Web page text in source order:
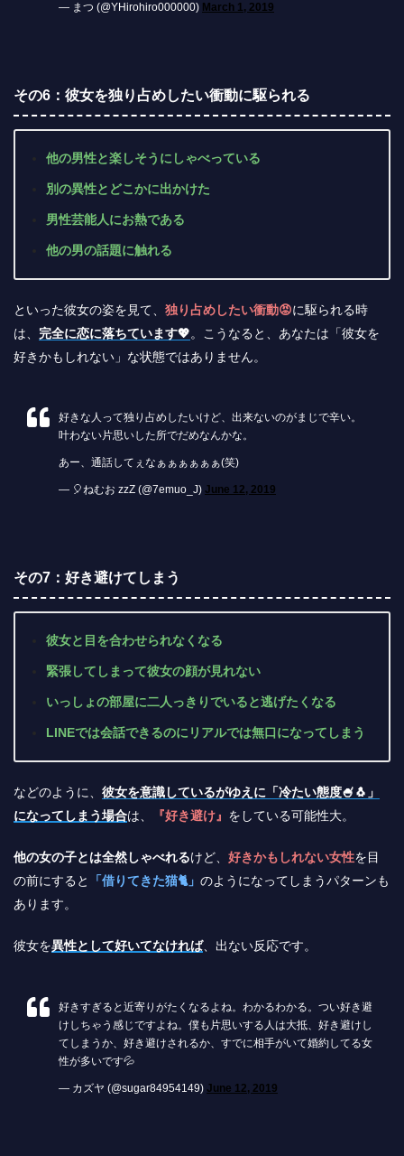
— まつ (@YHirohiro000000) March 1, 2019
その6：彼女を独り占めしたい衝動に駆られる
他の男性と楽しそうにしゃべっている
別の異性とどこかに出かけた
男性芸能人にお熱である
他の男の話題に触れる
といった彼女の姿を見て、 独り占めしたい衝動😡に駆られる時
は、 完全に恋に落ちています💖 。こうなると、あなたは「彼女を
好きかもしれない」な状態ではありません。
好きな人って独り占めしたいけど、出来ないのがまじで辛い。
叶わない片思いした所でだめなんかな。
あー、通話してぇなぁぁぁぁぁぁ(笑)
— 🎈ねむお zzZ (@7emuo_J) June 12, 2019
その7：好き避けてしまう
彼女と目を合わせられなくなる
緊張してしまって彼女の顔が見れない
いっしょの部屋に二人っきりでいると逃げたくなる
LINEでは会話できるのにリアルでは無口になってしまう
などのように、 彼女を意識しているがゆえに「冷たい態度🍧🐧」
になってしまう場合は、 『好き避け』 をしている可能性大。
他の女の子とは全然しゃべれるけど、 好きかもしれない女性を目
の前にすると
「借りてきた猫🐈」 のようになってしまうパターンも
あります。
彼女を異性として好いてなければ、出ない反応です。
好きすぎると近寄りがたくなるよね。わかるわかる。つい好き避
けしちゃう感じですよね。僕も片思いする人は大抵、好き避けし
てしまうか、好き避けされるか、すでに相手がいて婚約してる女
性が多いです💦
— カズヤ (@sugar84954149) June 12, 2019